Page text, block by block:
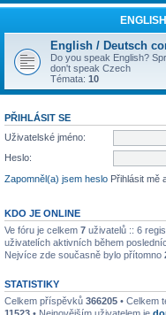
English / Deutsch
Do you speak English?
don't speak Czech
Témata: 10
PŘIHLÁSIT SE
Uživatelské jméno:
Heslo:
Zapomněl(a) jsem heslo Přihlásit mě
KDO JE ONLINE
Ve fóru je celkem 7 uživatelů :: 6
uživatelích aktivních během
Nejvíce zde současně bylo přítomno
STATISTIKY
Celkem příspěvků 366205 • Celkem
11523 • Nejnovějším uživatelem je